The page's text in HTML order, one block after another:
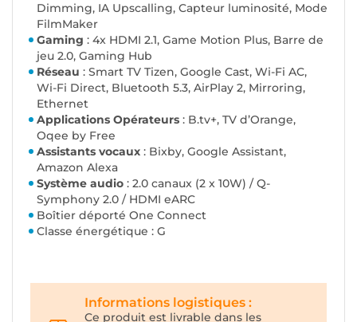
Dimming, IA Upscalling, Capteur luminosité, Mode
FilmMaker
Gaming : 4x HDMI 2.1, Game Motion Plus, Barre de
jeu 2.0, Gaming Hub
Réseau : Smart TV Tizen, Google Cast, Wi-Fi AC,
Wi-Fi Direct, Bluetooth 5.3, AirPlay 2, Mirroring,
Ethernet
Applications Opérateurs : B.tv+, TV d’Orange,
Oqee by Free
Assistants vocaux : Bixby, Google Assistant,
Amazon Alexa
Système audio : 2.0 canaux (2 x 10W) / Q-
Symphony 2.0 / HDMI eARC
Boîtier déporté One Connect
Classe énergétique : G
Informations logistiques :
Ce produit est livrable dans les